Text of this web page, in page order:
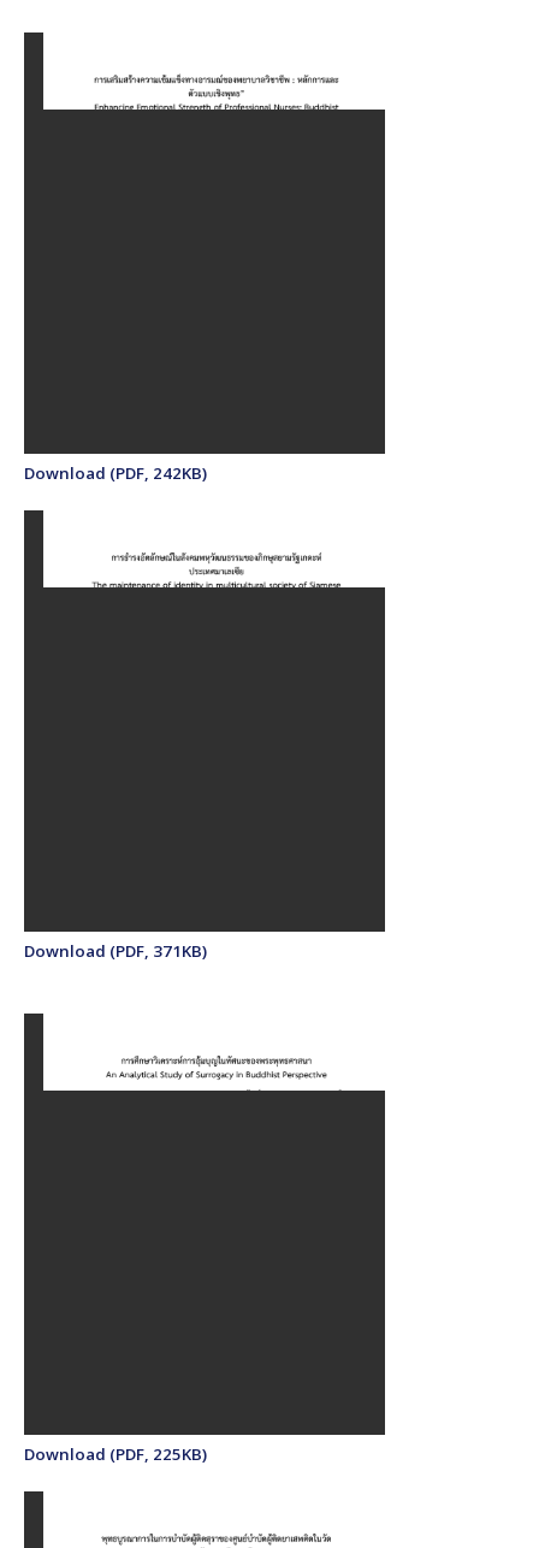
Download (PDF, 242KB)
Download (PDF, 371KB)
Download (PDF, 225KB)